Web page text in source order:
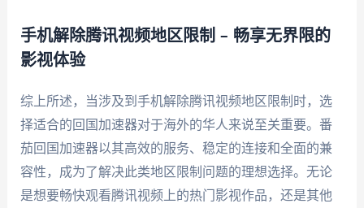
手机解除腾讯视频地区限制 – 畅享无界限的
影视体验
综上所述，当涉及到手机解除腾讯视频地区限制时，选
择适合的回国加速器对于海外的华人来说至关重要。番
茄回国加速器以其高效的服务、稳定的连接和全面的兼
容性，成为了解决此类地区限制问题的理想选择。无论
是想要畅快观看腾讯视频上的热门影视作品，还是其他